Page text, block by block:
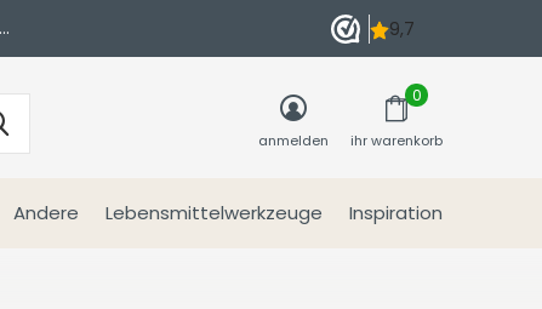
Andere Lebensmittelwerkzeuge Inspiration
anmelden ihr warenkorb
0